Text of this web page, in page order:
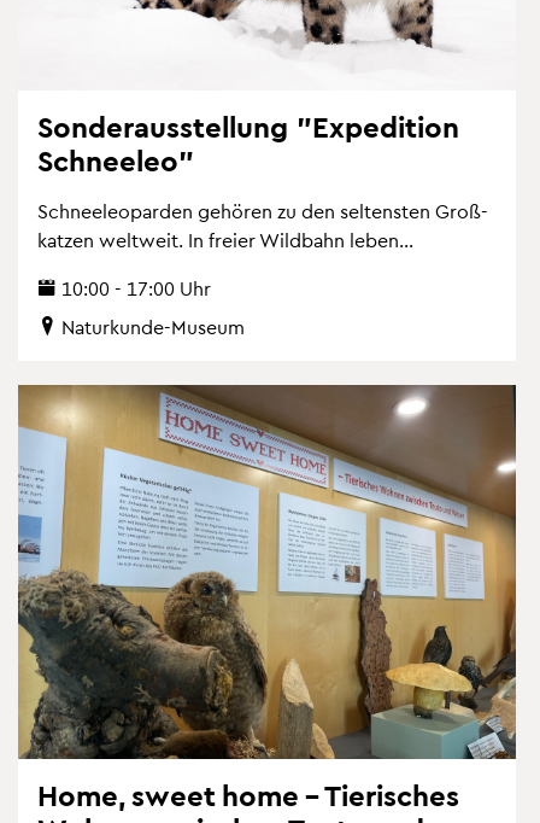
Son­der­aus­stel­lung "Ex­pe­di­ti­on
Schnee­leo"
Schnee­leo­par­den ge­hö­ren zu den sel­tens­ten Gro­ß­
kat­zen welt­weit. In frei­er Wild­bahn leben...
10:00 - 17:00 Uhr
Na­tur­kun­de-Mu­se­um
Home, sweet home – Tie­ri­sches